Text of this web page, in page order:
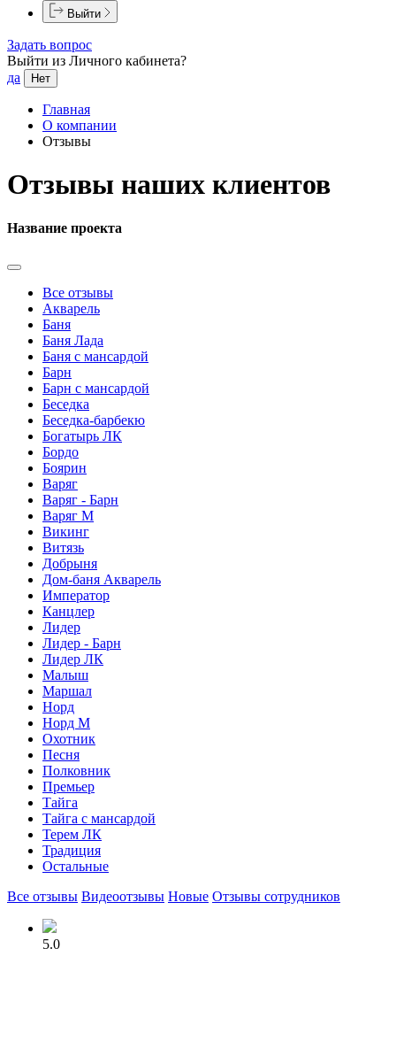
Выйти
Задать вопрос
Выйти из Личного кабинета?
да
Нет
Главная
О компании
Отзывы
Отзывы наших клиентов
Название проекта
Все отзывы
Акварель
Баня
Баня Лада
Баня с мансардой
Барн
Барн с мансардой
Беседка
Беседка-барбекю
Богатырь ЛК
Бордо
Боярин
Варяг
Варяг - Барн
Варяг М
Викинг
Витязь
Добрыня
Дом-баня Акварель
Император
Канцлер
Лидер
Лидер - Барн
Лидер ЛК
Малыш
Маршал
Норд
Норд М
Охотник
Песня
Полковник
Премьер
Тайга
Тайга с мансардой
Терем ЛК
Традиция
Остальные
Все отзывы Видеоотзывы Новые Отзывы сотрудников
5.0